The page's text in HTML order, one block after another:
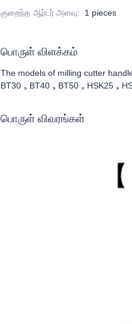
குறைந்த ஆர்டர் அளவு: 1 pieces
பொருள் விளக்கம்
The models of milling cutter
BT30，BT40，BT50，HSK25，
பொருள் விவரங்கள்